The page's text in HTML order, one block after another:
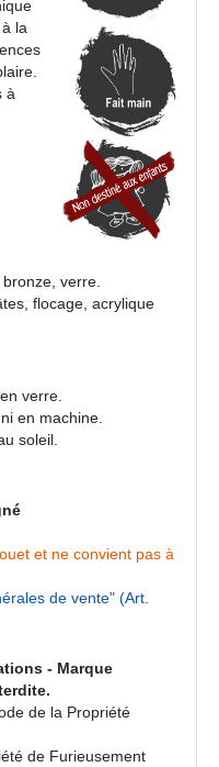
la
à
verre.
flocage, acrylique
verre.
en machine.
soleil.
et ne convient pas à
de vente" (Art.
- Marque
de la Propriété
de Furieusement